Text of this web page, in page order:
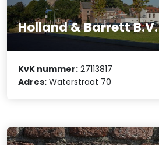
Holland & Barrett B.V.
KvK nummer: 27113817
Adres: Waterstraat 70